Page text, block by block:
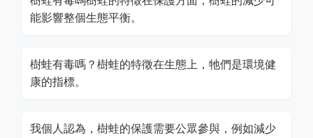
能影響整個生態平衡。
樹蛙有毒嗎？樹蛙的特徵在生態上，牠們是環境健
康的指標。
我個人認為，樹蛙的保護需要公眾參與，例如減少